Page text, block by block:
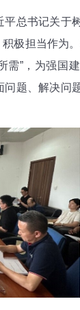
总书记关于
极担当作为
需”，为强国
题、解决问